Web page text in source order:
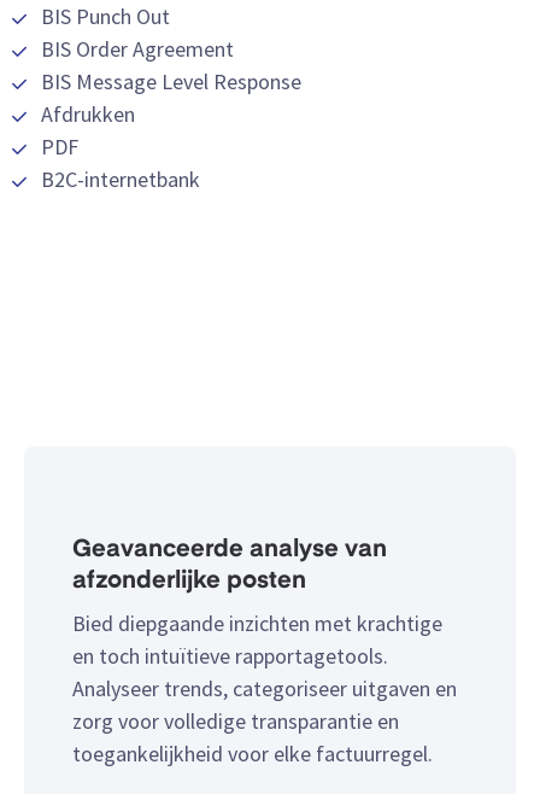
BIS Punch Out
BIS Order Agreement
BIS Message Level Response
Afdrukken
PDF
B2C-internetbank
Geavanceerde analyse van
afzonderlijke posten
Bied diepgaande inzichten met krachtige
en toch intuïtieve rapportagetools.
Analyseer trends, categoriseer uitgaven en
zorg voor volledige transparantie en
toegankelijkheid voor elke factuurregel.